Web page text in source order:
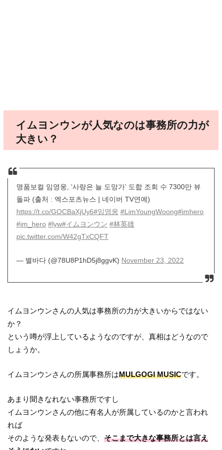
イムヨンウンが人気なのは事務所の力が
大きい？
명품보컬 임영웅, ‘사랑은 늘 도망가’ 도합 조회 수 7300만 뷰
돌파 (출처 : 엑스포츠뉴스 | 네이버 TV연예)
https://t.co/GOCBaXjUy6#임영웅 #LimYoungWoong#imhero
#im_hero #lyw#イムヨンウン #林英雄
pic.twitter.com/W42gTxCQFT
— 별바다 (@78U8P1hD5j8ggvK) November 23, 2022
イムヨンウンさんの人気は事務所の力が大きいからではない
か？
という噂が浮上しているようなのですが、真相はどうなので
しょうか。
イムヨンウンさんの所属事務所はMULGOGI MUSICです。
あまり聞きなれない事務所ですし
イムヨンウンさんの他に有名人が所属しているのかと言われ
れば
そのような発表もないので、そこまで大きな事務所とは言え